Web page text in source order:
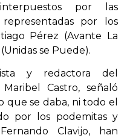
por las
representadas por los
Pérez (Avante La
se Puede).
y redactora del
Castro, señaló
que se daba, ni todo el
por los podemitas y
Clavijo, han